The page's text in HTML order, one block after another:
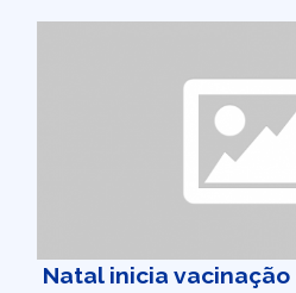
Natal inicia